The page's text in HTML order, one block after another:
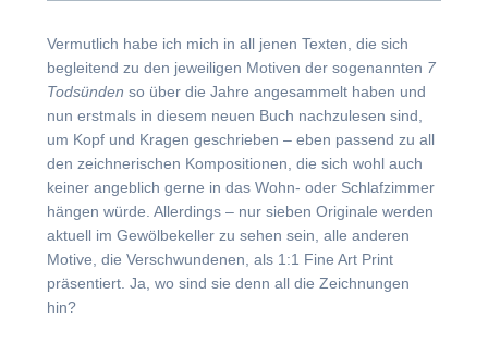
Vermutlich habe ich mich in all jenen Texten, die sich
begleitend zu den jeweiligen Motiven der sogenannten 7
Todsünden so über die Jahre angesammelt haben und
nun erstmals in diesem neuen Buch nachzulesen sind,
um Kopf und Kragen geschrieben – eben passend zu all
den zeichnerischen Kompositionen, die sich wohl auch
keiner angeblich gerne in das Wohn- oder Schlafzimmer
hängen würde. Allerdings – nur sieben Originale werden
aktuell im Gewölbekeller zu sehen sein, alle anderen
Motive, die Verschwundenen, als 1:1 Fine Art Print
präsentiert. Ja, wo sind sie denn all die Zeichnungen
hin?